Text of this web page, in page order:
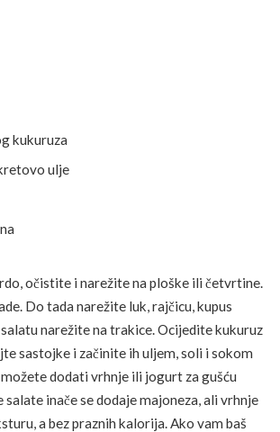
kukuruza
ulje
očistite i narežite na ploške ili četvrtine.
Do tada narežite luk, rajčicu, kupus
narežite na trakice. Ocijedite kukuruz
sastojke i začinite ih uljem, soli i sokom
dodati vrhnje ili jogurt za gušću
inače se dodaje majoneza, ali vrhnje
a bez praznih kalorija. Ako vam baš